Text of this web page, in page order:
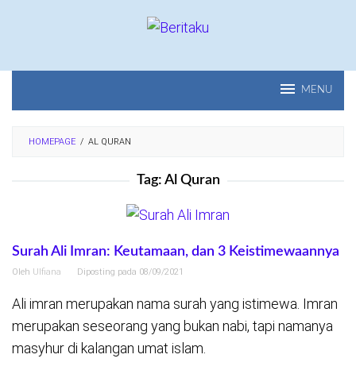
MENU
HOMEPAGE / AL QURAN
Tag: Al Quran
Surah Ali Imran: Keutamaan, dan 3 Keistimewaannya
Oleh Ulfiana Diposting pada 08/09/2021
Ali imran merupakan nama surah yang istimewa. Imran
merupakan seseorang yang bukan nabi, tapi namanya
masyhur di kalangan umat islam.